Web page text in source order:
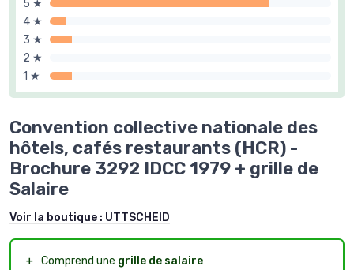
5 ★
4 ★
3 ★
2 ★
1 ★
Convention collective nationale des
hôtels, cafés restaurants (HCR) -
Brochure 3292 IDCC 1979 + grille de
Salaire
Voir la boutique : UTTSCHEID
＋ Comprend une grille de salaire